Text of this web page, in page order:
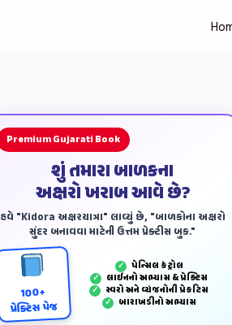
Premium Gujarati Book
શું તમારા બાળકના
અક્ષરો ખરાબ આવે છે?
હવે "Kidora અક્ષરયાત્રા" લાવ્યું છે, "બાળકોના અક્ષરો
સુંદર બનાવવા માટેની ઉત્તમ પ્રેક્ટીસ બુક."
100+
પ્રેક્ટિસ પેજ
✓ પેન્‍સિલ કંટ્રોલ
✓ લાઈનનો અભ્યાસ & પ્રેક્ટિસ
✓ સ્વરો અને વ્યંજનોની પ્રેકટિસ
✓ બારાખડીનો અભ્યાસ